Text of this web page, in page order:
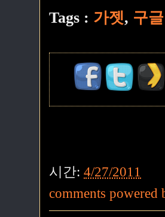
Tags : 가젯, 구
시간: 4/27/2011
comments powered